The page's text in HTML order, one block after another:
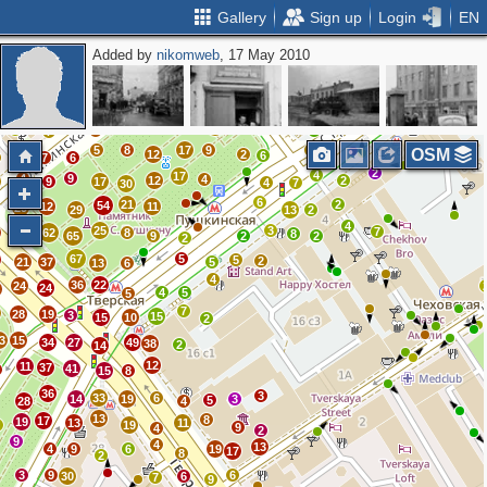
Gallery Sign up Login EN
Added bynikomweb, 17 May 2010
7
13 15
28
24
21
24
37
67
36
62
38
29 12
9 9
4
7
7 14
6
7
5
54
17
8
30 12
12
21
25
65
29
13
22
5
6
9
8
11
17
5
2
2
5
5
4
5
4
10
15 7
38
49
12
8
15
14
15
3
19
27
41
37
34
11
36
14 33
19
13
13
9
17
28
19
3
9
4
3
9 6
7
30
2 6
19
6
11
4
4
4
8
9
19 17
9
8
5 3 3
2
2
2
2
13
6
7
4
2
8
3
13 2
2
2
2
2
3
3
9
6 5
4
4
2
18
6
7
4
4
6
2
4
9
17
11 14
16
2
12
7
5
7
6
4
6
10
4
4
22
2
OSM